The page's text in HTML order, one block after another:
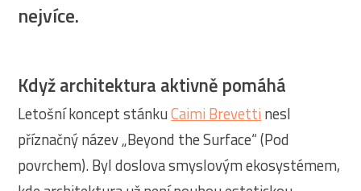
nejvíce.
Když architektura aktivně pomáhá
Letošní koncept stánkuCaimi Brevetti nesl
příznačný název „Beyond the Surface“ (Pod
povrchem). Byl doslova smyslovým ekosystémem,